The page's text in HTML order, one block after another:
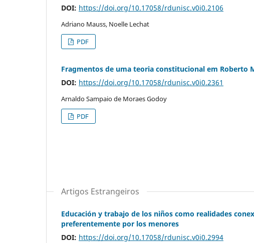
DOI: https://doi.org/10.17058/rdunisc.v0i0.2106
Adriano Mauss, Noelle Lechat
PDF
Fragmentos de uma teoria constitucional em Roberto
DOI: https://doi.org/10.17058/rdunisc.v0i0.2361
Arnaldo Sampaio de Moraes Godoy
PDF
Artigos Estrangeiros
Educación y trabajo de los niños como realidades
preferentemente por los menores
DOI: https://doi.org/10.17058/rdunisc.v0i0.2994